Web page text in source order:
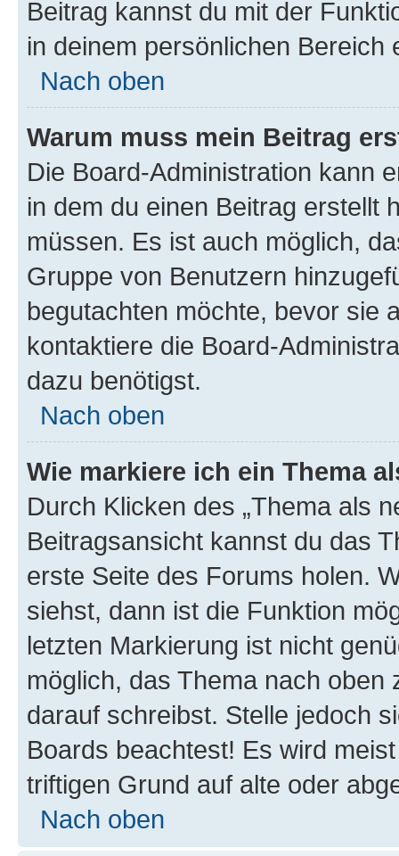
Beitrag kannst du mit der
in deinem persönlichen Bereich
Nach oben
Warum muss mein Beitrag
Die Board-Administration kann
in dem du einen Beitrag erstellt
müssen. Es ist auch möglich,
Gruppe von Benutzern
begutachten möchte, bevor sie
kontaktiere die Board-
dazu benötigst.
Nach oben
Wie markiere ich ein Thema
Durch Klicken des „Thema als
Beitragsansicht kannst du das
erste Seite des Forums holen.
siehst, dann ist die Funktion
letzten Markierung ist nicht
möglich, das Thema nach oben
darauf schreibst. Stelle jedoch
Boards beachtest! Es wird
triftigen Grund auf alte oder
Nach oben